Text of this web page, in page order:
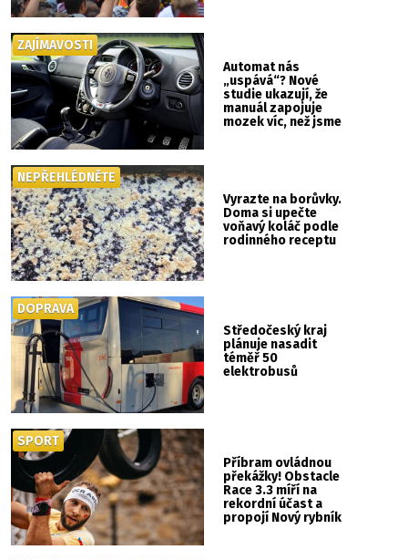
Automat nás
„uspává“? Nové
studie ukazují, že
manuál zapojuje
mozek víc, než jsme
ZAJÍMAVOSTI
Vyrazte na borůvky.
Doma si upečte
voňavý koláč podle
rodinného receptu
NEPŘEHLÉDNĚTE
Středočeský kraj
plánuje nasadit
téměř 50
elektrobusů
DOPRAVA
Příbram ovládnou
překážky! Obstacle
Race 3.3 míří na
rekordní účast a
propojí Nový rybník
SPORT